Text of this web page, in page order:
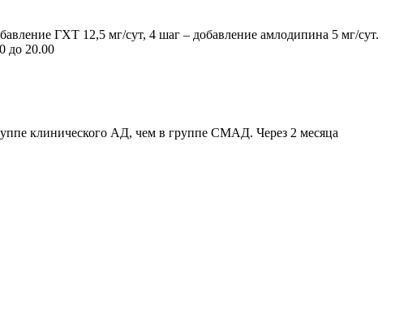
ГХТ 12,5 мг/сут, 4 шаг – добавление амлодипина 5 мг/сут.
до 20.00
клинического АД, чем в группе СМАД. Через 2 месяца